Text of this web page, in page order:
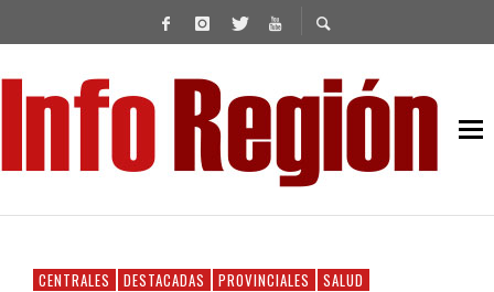
CENTRALES DESTACADAS PROVINCIALES SALUD